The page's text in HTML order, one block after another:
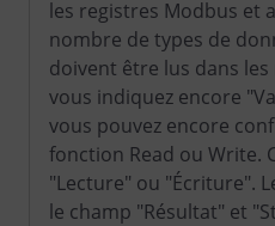
les registres Modbus et
nombre de types de
doivent être lus dans
vous indiquez encore
vous pouvez encore
fonction Read ou Write.
"Lecture" ou "Écriture".
le champ "Résultat" et